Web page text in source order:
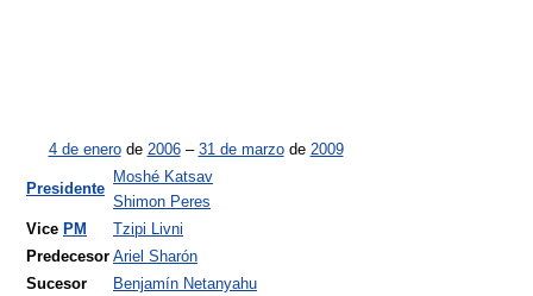
4 de enerode 2006– 31 de marzode 2009
Presidente
Moshé Katsav
Shimon Peres
Vice PM
Tzipi Livni
Predecesor Ariel Sharón
Sucesor
Benjamín Netanyahu